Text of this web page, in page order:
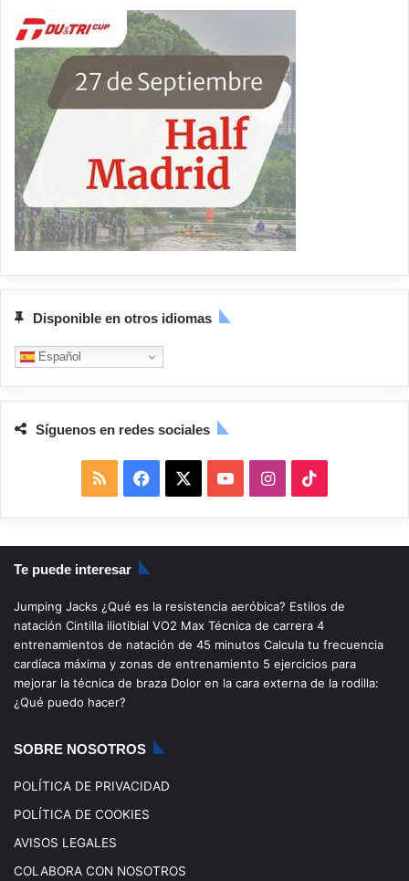
Disponible en otros idiomas
Español
Síguenos en redes sociales
S
S
a
c
b
o
o
u
u
b
I
n
s
a
g
i
k
o
k
Te puede interesar
Jumping Jacks ¿Qué es la resistencia aeróbica? Estilos de
natación Cintilla iliotibial VO2 Max Técnica de carrera 4
entrenamientos de natación de 45 minutos Calcula tu frecuencia
cardíaca máxima y zonas de entrenamiento 5 ejercicios para
mejorar la técnica de braza Dolor en la cara externa de la rodilla:
¿Qué puedo hacer?
SOBRE NOSOTROS
POLÍTICA DE PRIVACIDAD
POLÍTICA DE COOKIES
AVISOS LEGALES
COLABORA CON NOSOTROS